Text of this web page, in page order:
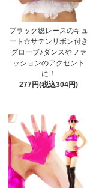
ブラック総レースのキュ
ート☆サテンリボン付き
グローブ♪ダンスやファ
ッションのアクセント
に！
277円(税込304円)